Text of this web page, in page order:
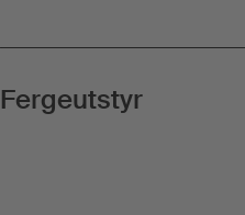
Fergeutstyr